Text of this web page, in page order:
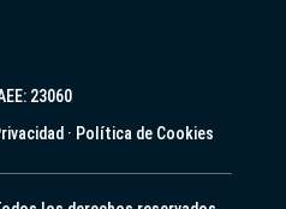
23060
· Política de Cookies